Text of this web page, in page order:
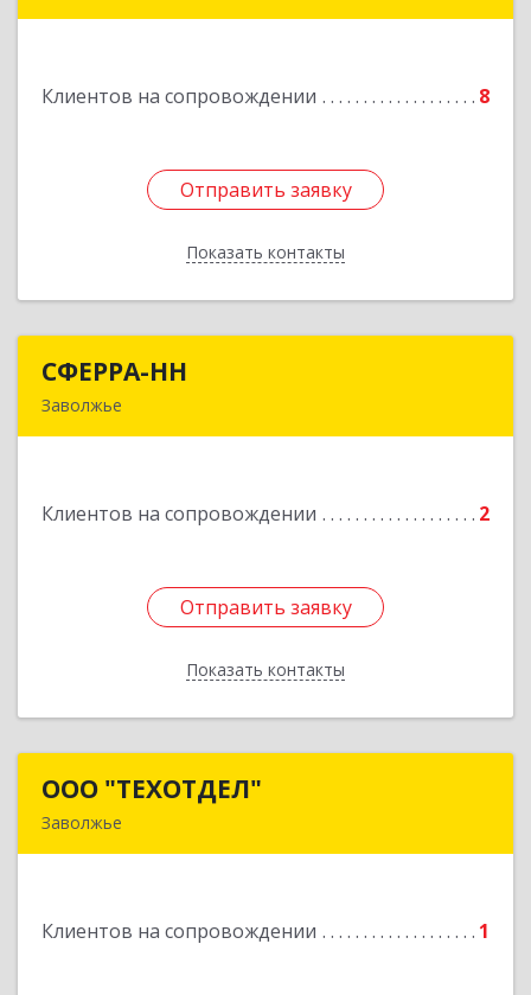
Клиентов на сопровождении 8
Отправить заявку
Показать контакты
Отправить заявку
Назад
СФЕРРА-НН
Заволжье
Клиентов на сопровождении 2
Отправить заявку
Показать контакты
Отправить заявку
Назад
ООО "ТЕХОТДЕЛ"
Заволжье
Клиентов на сопровождении 1